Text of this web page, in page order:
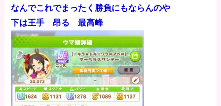
なんでこれでまったく勝負にもならんのや
下は王手 昂る 最高峰